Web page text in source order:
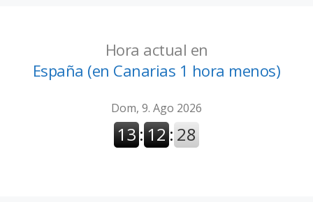
Hora actual en
España (en Canarias 1 hora menos)